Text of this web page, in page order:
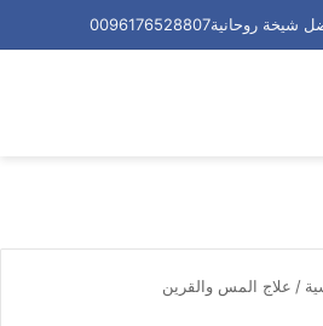
/ علاج المس والقرين